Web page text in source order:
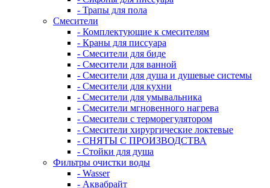
- Трапы для пола
Смесители
- Комплектующие к смесителям
- Краны для писсуара
- Смесители для биде
- Смесители для ванной
- Смесители для душа и душевые системы
- Смесители для кухни
- Смесители для умывальника
- Смесители мгновенного нагрева
- Смесители с терморегулятором
- Смесители хирургические локтевые
- СНЯТЫ С ПРОИЗВОДСТВА
- Стойки для душа
Фильтры очистки воды
- Wasser
- Аквабрайт